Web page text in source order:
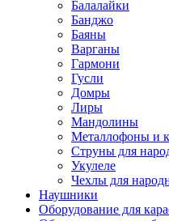
Балалайки
Банджо
Баяны
Варганы
Гармони
Гусли
Домры
Лиры
Мандолины
Металлофоны и
Струны для
Укулеле
Чехлы для
Наушники
Оборудование для